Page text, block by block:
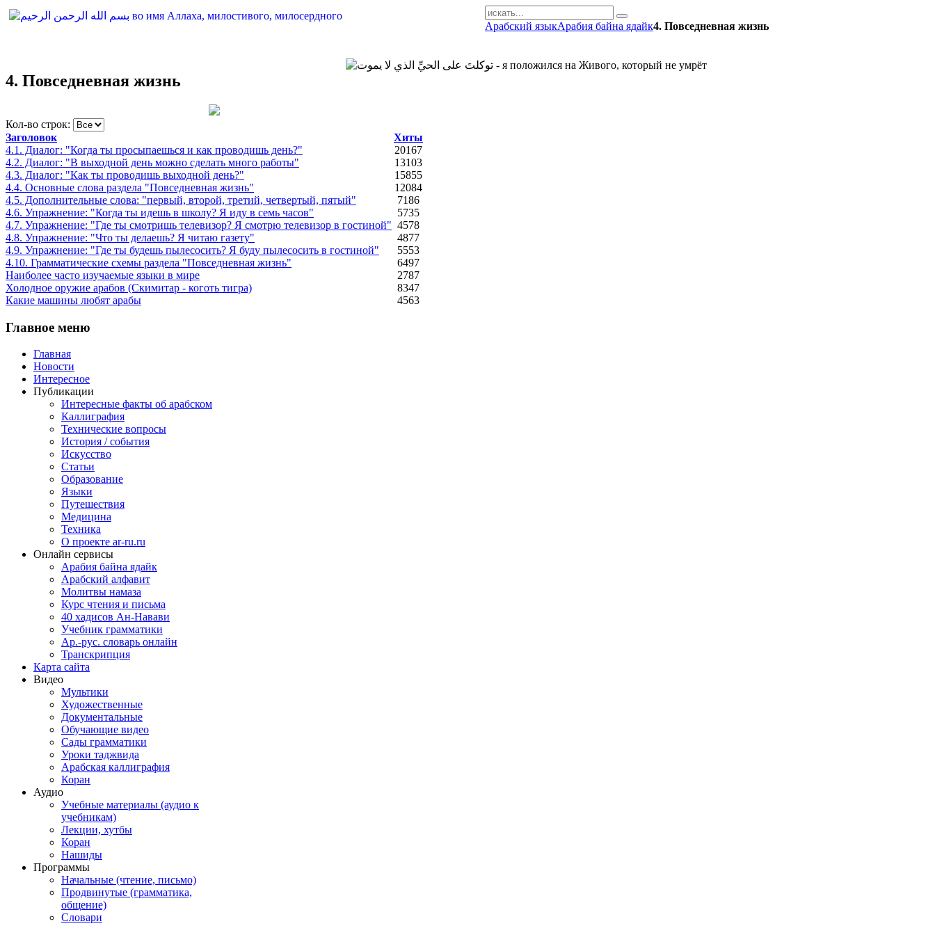
Арабский языкАрабия байна ядайк4. Повседневная жизнь
4. Повседневная жизнь
Кол-во строк:
Заголовок
Хиты
4.1. Диалог: "Когда ты просыпаешься и как проводишь день?"
20167
4.2. Диалог: "В выходной день можно сделать много работы"
13103
4.3. Диалог: "Как ты проводишь выходной день?"
15855
4.4. Основные слова раздела "Повседневная жизнь"
12084
4.5. Дополнительные слова: "первый, второй, третий, четвертый, пятый"
7186
4.6. Упражнение: "Когда ты идешь в школу? Я иду в семь часов"
5735
4.7. Упражнение: "Где ты смотришь телевизор? Я смотрю телевизор в гостиной" 4578
4.8. Упражнение: "Что ты делаешь? Я читаю газету"
4877
4.9. Упражнение: "Где ты будешь пылесосить? Я буду пылесосить в гостиной"
5553
4.10. Грамматические схемы раздела "Повседневная жизнь"
6497
Наиболее часто изучаемые языки в мире
2787
Холодное оружие арабов (Скимитар - коготь тигра)
8347
Какие машины любят арабы
4563
Главное меню
Главная
Новости
Интересное
Публикации
Интересные факты об арабском
Каллиграфия
Технические вопросы
История / события
Искусство
Статьи
Образование
Языки
Путешествия
Медицина
Техника
О проекте ar-ru.ru
Онлайн сервисы
Арабия байна ядайк
Арабский алфавит
Молитвы намаза
Курс чтения и письма
40 хадисов Ан-Навави
Учебник грамматики
Ар.-рус. словарь онлайн
Транскрипция
Карта сайта
Видео
Мультики
Художественные
Документальные
Обучающие видео
Сады грамматики
Уроки таджвида
Арабская каллиграфия
Коран
Аудио
Учебные материалы (аудио к
учебникам)
Лекции, хутбы
Коран
Нашиды
Программы
Начальные (чтение, письмо)
Продвинутые (грамматика,
общение)
Словари